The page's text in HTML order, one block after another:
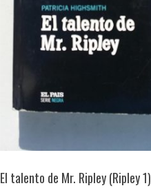
El talento de Mr. Ripley (Ripley 1)